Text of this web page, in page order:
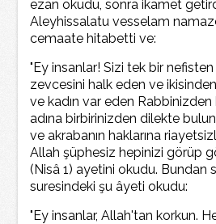
ezan okudu, sonra ikamet
Aleyhissalatu vesselam
cemaate hitabetti ve:
"Ey insanlar! Sizi tek bir
zevcesini halk eden ve
ve kadın var eden Rabbinizden
adına birbirinizden dilekte
ve akrabanın haklarına
Allah şüphesiz hepinizi görüp
(Nisâ 1) ayetini okudu. Bundan
suresindeki şu âyeti okudu:
"Ey insanlar, Allah'tan korkun.